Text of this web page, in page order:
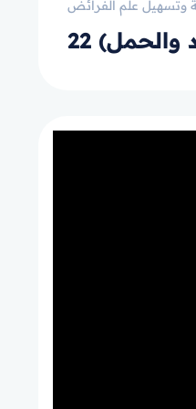
وتسهيل علم الفرائض
والحمل)